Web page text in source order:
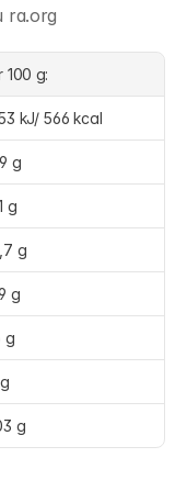
ra.org
100 g:
kJ/ 566 kcal
g
g
g
g
g
g